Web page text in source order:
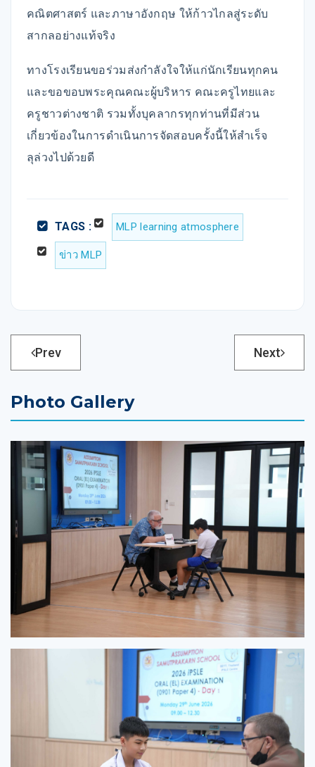
คณิตศาสตร์ และภาษาอังกฤษ ให้ก้าวไกลสู่ระดับ
สากลอย่างแท้จริง
ทางโรงเรียนขอร่วมส่งกำลังใจให้แก่นักเรียนทุกคน
และขอขอบพระคุณคณะผู้บริหาร คณะครูไทยและ
ครูชาวต่างชาติ รวมทั้งบุคลากรทุกท่านที่มีส่วน
เกี่ยวข้องในการดำเนินการจัดสอบครั้งนี้ให้สำเร็จ
ลุล่วงไปด้วยดี
TAGS : MLP learning atmosphere
ข่าว MLP
Prev Next
Photo Gallery